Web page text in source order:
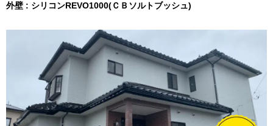
外壁 : シリコンREVO1000(ＣＢソルトブッシュ)